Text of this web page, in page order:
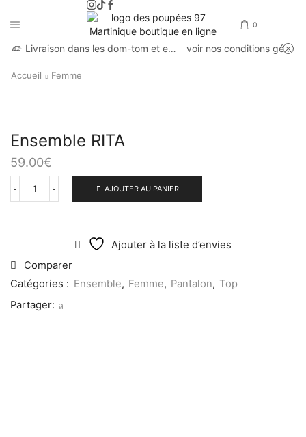
0
Livraison dans les dom-tom et en France métropolitaine voir nos conditions générales de vente
Accueil Femme
Ensemble RITA
59.00€
AJOUTER AU PANIER
Ajouter à la liste d’envies
Comparer
Catégories : Ensemble, Femme, Pantalon, Top
Partager: